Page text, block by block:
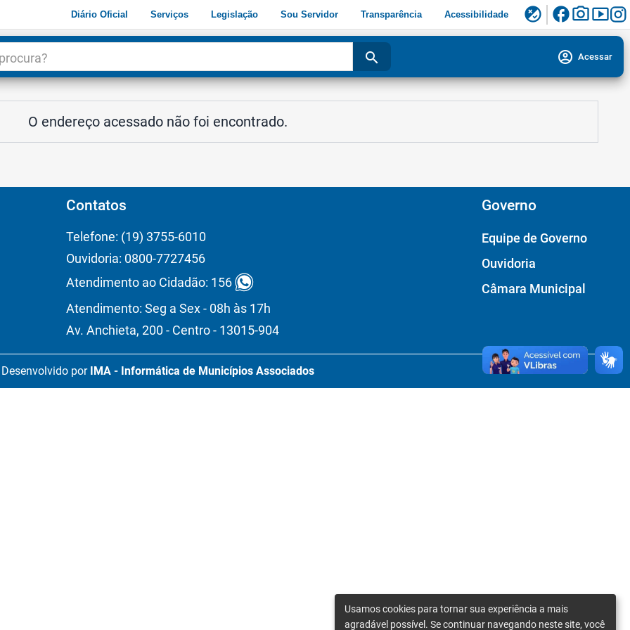
Diário Oficial Serviços Legislação Sou Servidor Transparência Acessibilidade flaky facebookphoto_camerasmart_display
search account_circle Acessar
O endereço acessado não foi encontrado.
Contatos
Telefone: (19) 3755-6010
Ouvidoria: 0800-7727456
Atendimento ao Cidadão: 156
Atendimento: Seg a Sex - 08h às 17h
Av. Anchieta, 200 - Centro - 13015-904
Governo
Equipe de Governo
Ouvidoria
Câmara Municipal
Desenvolvido por IMA - Informática de Municípios Associados
Usamos cookies para tornar sua experiência a mais
agradável possível. Se continuar navegando neste site, você